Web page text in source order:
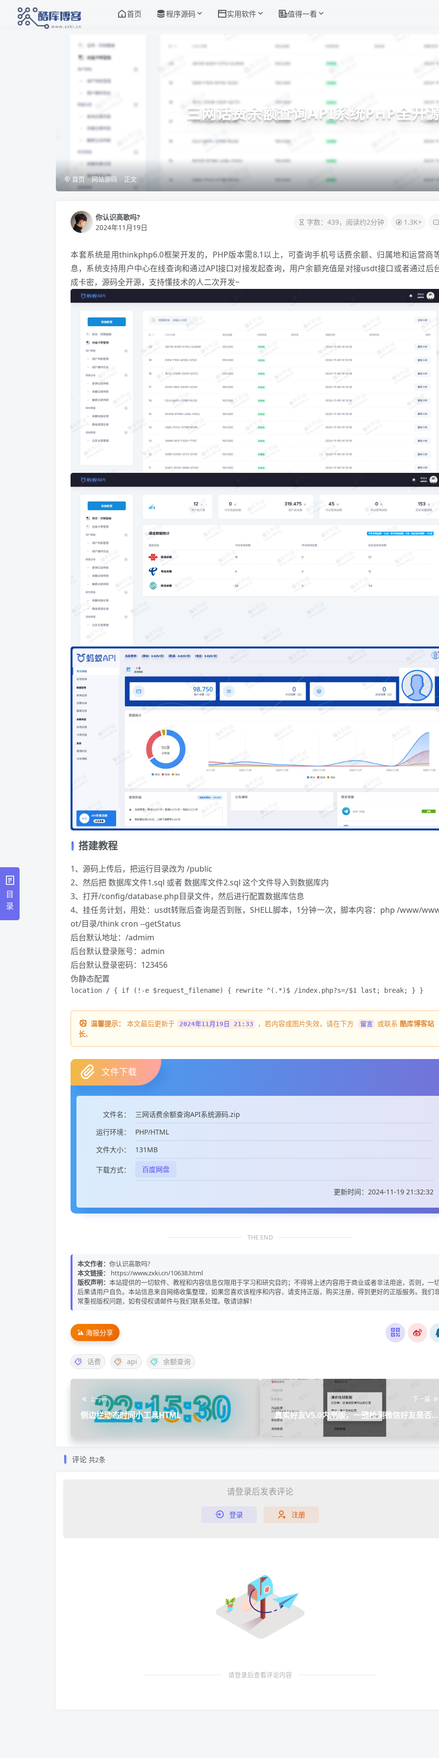
首页 程序源码 实用软件 值得一看
三网话费余额查询API系统PHP全开
首页 网站源码 正文
你认识高歌吗?
2024年11月19日
字数：439，阅读约2分钟 1.3K+
本套系统是用thinkphp6.0框架开发的，PHP版本需8.1以上，可查询手机号话费余额、归属地和运营商
息，系统支持用户中心在线查询和通过API接口对接发起查询，用户余额充值是对接usdt接口或者通过后
成卡密，源码全开源，支持懂技术的人二次开发~
搭建教程
1、源码上传后，把运行目录改为 /public
2、然后把 数据库文件1.sql 或者 数据库文件2.sql 这个文件导入到数据库内
3、打开/config/database.php目录文件，然后进行配置数据库信息
4、挂任务计划，用处：usdt转账后查询是否到账，SHELL脚本，1分钟一次，脚本内容：php /www/
ot/目录/think cron --getStatus
后台默认地址：/admim
后台默认登录账号：admin
后台默认登录密码：123456
伪静态配置
location / { if (!-e $request_filename) { rewrite ^(.*)$ /index.php?s=/$1 last; break; } }
温馨提示： 本文最后更新于 2024年11月19日 21:33 ，若内容或图片失效，请在下方 留言 或联系 酷库博客站
长。
文件下载
文件名：
三网话费余额查询API系统源码.zip
运行环境：
PHP/HTML
文件大小：
131MB
下载方式： 百度网盘
更新时间：2024-11-19 21:32:32
THE END
本文作者： 你认识高歌吗?
本文链接：
https://www.zxki.cn/10638.html
版权声明： 本站提供的一切软件、教程和内容信息仅限用于学习和研究目的；不得将上述内容用于商业或者非法用途，否则，一
后果请用户自负。本站信息来自网络收集整理，如果您喜欢该程序和内容，请支持正版，购买注册，得到更好的正版服务。我们
常重视版权问题，如有侵权请邮件与我们联系处理。敬请谅解！
海报分享
话费 api 余额查询
上一篇
侧边栏动态时间小工具HTML
下一篇
真实好友V5.0内测版，一键检测微信好友是否已
评论 共2条
请登录后发表评论
登录 注册
请登录后查看评论内容
目
录